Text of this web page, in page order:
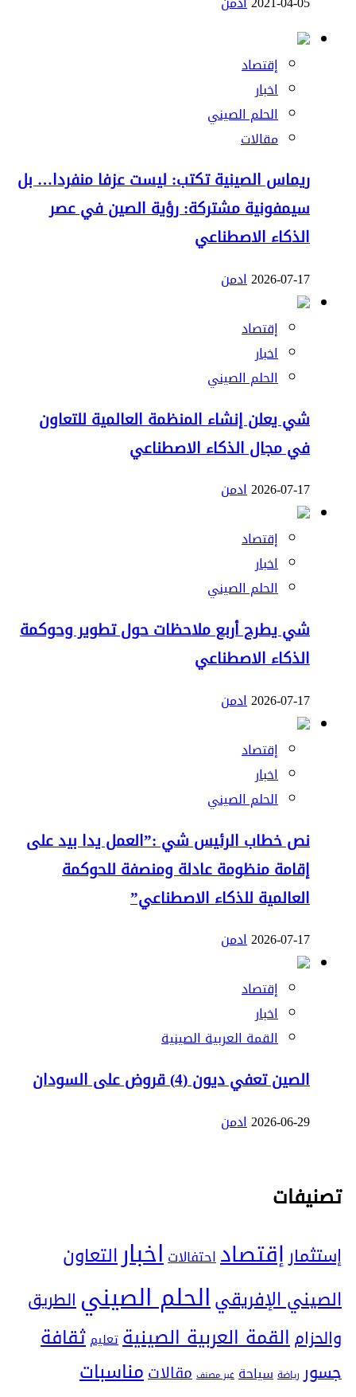
إقتصاد
اخبار
الحلم الصيني
مقالات
ريماس الصينية تكتب: ليست عزفا منفردا… بل
سيمفونية مشتركة: رؤية الصين في عصر
الذكاء الاصطناعي
2026-07-17ادمن
إقتصاد
اخبار
الحلم الصيني
شي يعلن إنشاء المنظمة العالمية للتعاون
في مجال الذكاء الاصطناعي
2026-07-17ادمن
إقتصاد
اخبار
الحلم الصيني
شي يطرح أربع ملاحظات حول تطوير وحوكمة
الذكاء الاصطناعي
2026-07-17ادمن
إقتصاد
اخبار
الحلم الصيني
نص خطاب الرئيس شي :”العمل يدا بيد على
إقامة منظومة عادلة ومنصفة للحوكمة
العالمية للذكاء الاصطناعي”
2026-07-17ادمن
إقتصاد
اخبار
القمة العربية الصينية
الصين تعفي ديون (4) قروض على السودان
2026-06-29ادمن
تصنيفات
إستثمارإقتصاداحتفالاتاخبارالتعاون
الصيني الإفريقيالحلم الصينيالطريق
والحزامالقمة العربية الصينيةتعليم ثقافة
جسور رياضة سياحة غير مصنف مقالاتمناسبات